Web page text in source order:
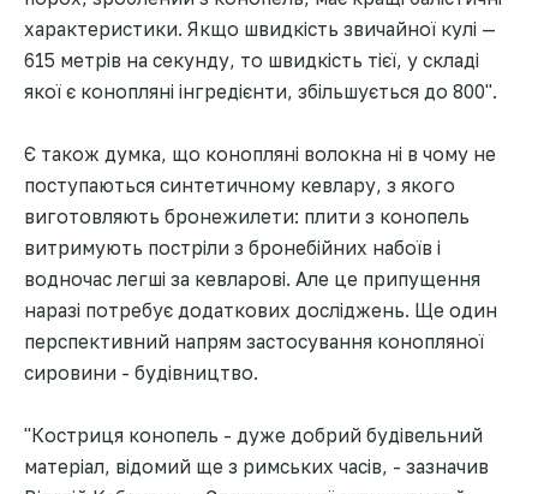
характеристики. Якщо швидкість звичайної кулі —
615 метрів на секунду, то швидкість тієї, у складі
якої є конопляні інгредієнти, збільшується до 800".
Є також думка, що конопляні волокна ні в чому не
поступаються синтетичному кевлару, з якого
виготовляють бронежилети: плити з конопель
витримують постріли з бронебійних набоїв і
водночас легші за кевларові. Але це припущення
наразі потребує додаткових досліджень. Ще один
перспективний напрям застосування конопляної
сировини - будівництво.
"Костриця конопель - дуже добрий будівельний
матеріал, відомий ще з римських часів, - зазначив